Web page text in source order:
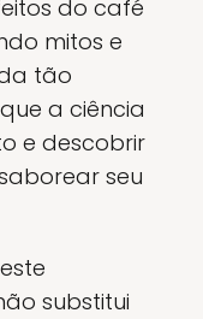
do café
mitos e
tão
a ciência
e descobrir
seu
este
substitui